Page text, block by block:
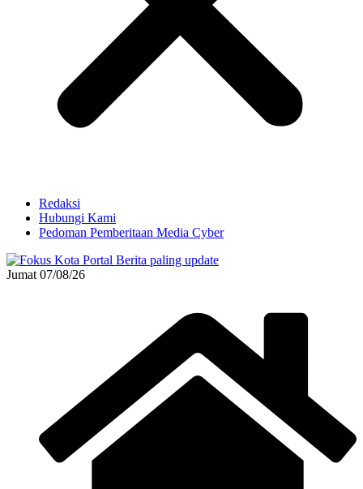
Redaksi
Hubungi Kami
Pedoman Pemberitaan Media Cyber
Jumat 07/08/26